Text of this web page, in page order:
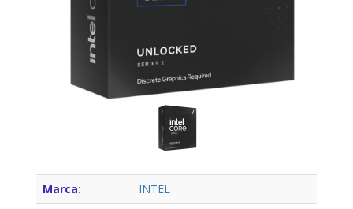
Marca:
INTEL